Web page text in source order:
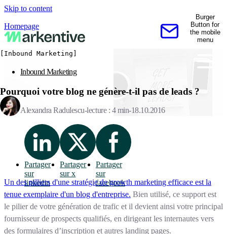
Skip to content
Homepage
Contactez-nous
Burger
Button for
the mobile
menu
[Inbound Marketing]
Inbound Marketing
Pourquoi votre blog ne génère-t-il pas de leads ?
Alexandra Radulescu lecture : 4 min 18.10.2016
Partager
sur
linkedin
Partager
sur x
Partager
sur
facebook
Un des pilliers d'une stratégie de growth marketing efficace est la
tenue exemplaire d'un blog d'entreprise. Bien utilisé, ce support est
le pilier de votre génération de trafic et il devient ainsi votre principal
fournisseur de prospects qualifiés, en dirigeant les internautes vers
des formulaires d’inscription et autres landing pages.